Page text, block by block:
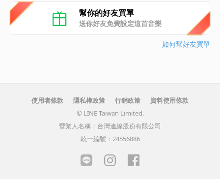
幫你的好友買單
送你好友免費設定這首音樂
如何幫好友買單
使用者條款 隱私權政策 行銷政策
資料使用條款
© LINE Taiwan Limited.
營業人名稱：台灣連線股份有限公司
統一編號：24556886